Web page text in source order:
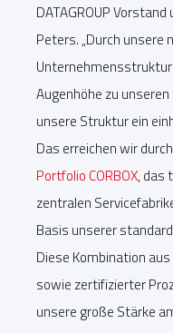
DATAGROUP
Peters. „Durch
Augenhöhe zu
unsere Struktur ein
Das erreichen wir
Portfolio CORBOX, das
zentralen
Basis unserer
Diese Kombination
sowie zertifizierter
unsere große Stärke